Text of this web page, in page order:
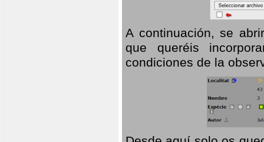
A continuación, se
que queréis
condiciones de la